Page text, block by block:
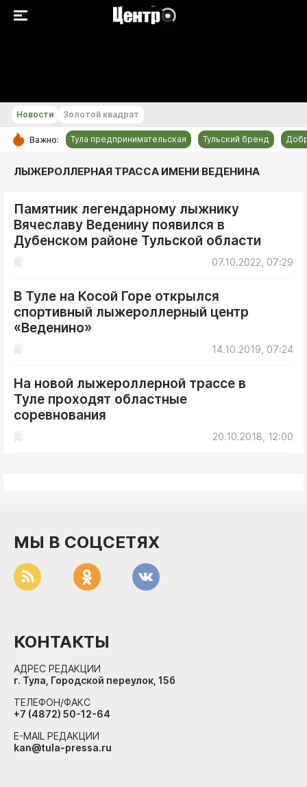
РУБРИКИ
Культура
Происшествия
Тула предпринимательская
ДоброЦентр
Голодный шпион
Новости Золотой квадрат
Важно: Тула предпринимательская Тульский бренд
ЛЫЖЕРОЛЛЕРНАЯ ТРАССА ИМЕНИ ВЕДЕНИНА
Памятник легендарному лыжнику
Вячеславу Веденину появился в
Дубенском районе Тульской области
07.10.2022, 07:29
В Туле на Косой Горе открылся
спортивный лыжероллерный центр
«Веденино»
14.10.2019, 07:24
На новой лыжероллерной трассе в
Туле проходят областные
соревнования
20.10.2018, 12:00
МЫ В СОЦСЕТЯХ
КОНТАКТЫ
АДРЕС РЕДАКЦИИ
г. Тула, Городской переулок, 15б
ТЕЛЕФОН/ФАКС
+7 (4872) 50-12-64
E-MAIL РЕДАКЦИИ
kan@tula-pressa.ru